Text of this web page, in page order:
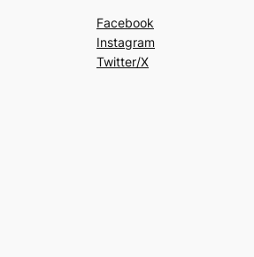
Facebook
Instagram
Twitter/X